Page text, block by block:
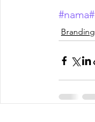
#nama
Branding